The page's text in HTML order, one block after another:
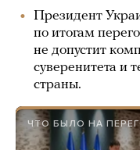
Президент
по итогам
не допустит
суверенитета и
страны.
ЧТО БЫЛО НА